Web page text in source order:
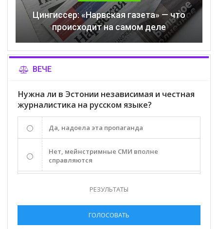
Цингиссер: «Нарвская газета» — что
происходит на самом деле
ВЕЧЕ
Нужна ли в Эстонии независимая и честная
журналистика на русском языке?
Да, надоела эта пропаганда
Нет, мейнстримные СМИ вполне
справляются
РЕЗУЛЬТАТЫ
ГОЛОСОВАТЬ